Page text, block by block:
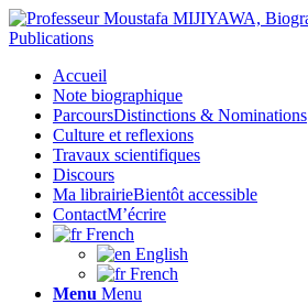
Accueil
Note biographique
ParcoursDistinctions & Nominations
Culture et reflexions
Travaux scientifiques
Discours
Ma librairieBientôt accessible
ContactM’écrire
French
English
French
Menu Menu